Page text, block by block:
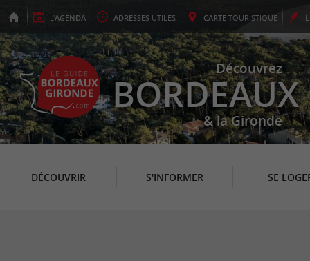
L'AGENDA ADRESSES UTILES CARTE TOURISTIQUE
Découvrez
BORDEAUX
& la Gironde
DÉCOUVRIR S'INFORMER SE